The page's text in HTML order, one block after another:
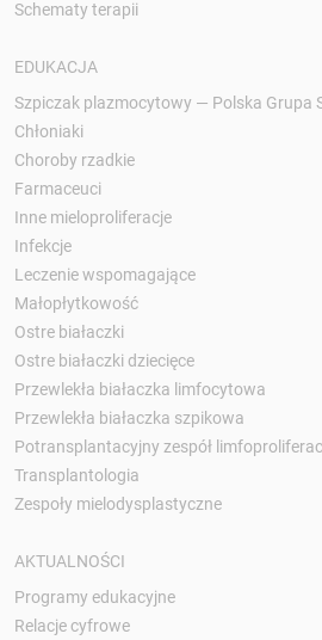
Schematy terapii
EDUKACJA
Szpiczak plazmocytowy — Polska Grupa
Chłoniaki
Choroby rzadkie
Farmaceuci
Inne mieloproliferacje
Infekcje
Leczenie wspomagające
Małopłytkowość
Ostre białaczki
Ostre białaczki dziecięce
Przewlekła białaczka limfocytowa
Przewlekła białaczka szpikowa
Potransplantacyjny zespół
Transplantologia
Zespoły mielodysplastyczne
AKTUALNOŚCI
Programy edukacyjne
Relacje cyfrowe